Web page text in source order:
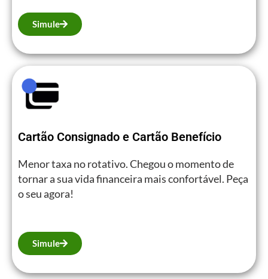
Simule
Cartão Consignado e Cartão Benefício
Menor taxa no rotativo. Chegou o momento de
tornar a sua vida financeira mais confortável. Peça
o seu agora!
Simule